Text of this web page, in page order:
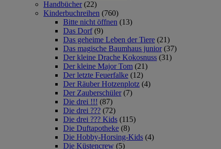
Handbücher (22)
Kinderbuchreihen (760)
Bitte nicht öffnen (13)
Das Dorf (9)
Das geheime Leben der Tiere (21)
Das magische Baumhaus junior (37)
Der kleine Drache Kokosnuss (31)
Der kleine Major Tom (21)
Der letzte Feuerfalke (12)
Der Räuber Hotzenplotz (4)
Der Zauberschüler (7)
Die drei !!! (87)
Die drei ??? (72)
Die drei ??? Kids (115)
Die Duftapotheke (8)
Die Hobby-Horsing-Kids (4)
Die Küstencrew (5)